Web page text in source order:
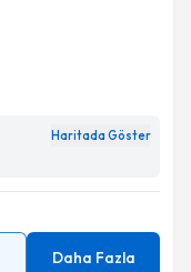
Haritada Göster
Daha Fazla